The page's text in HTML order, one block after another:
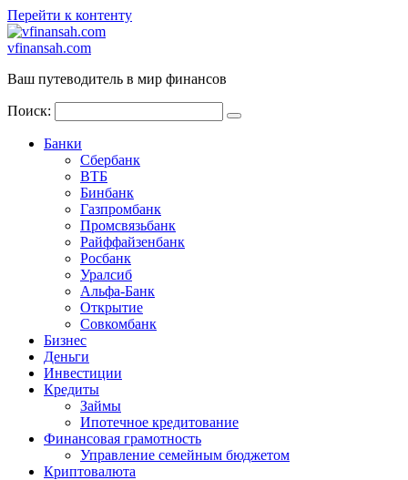
Перейти к контенту
vfinansah.com
Ваш путеводитель в мир финансов
Поиск:
Банки
Сбербанк
ВТБ
Бинбанк
Газпромбанк
Промсвязьбанк
Райффайзенбанк
Росбанк
Уралсиб
Альфа-Банк
Открытие
Совкомбанк
Бизнес
Деньги
Инвестиции
Кредиты
Займы
Ипотечное кредитование
Финансовая грамотность
Управление семейным бюджетом
Криптовалюта